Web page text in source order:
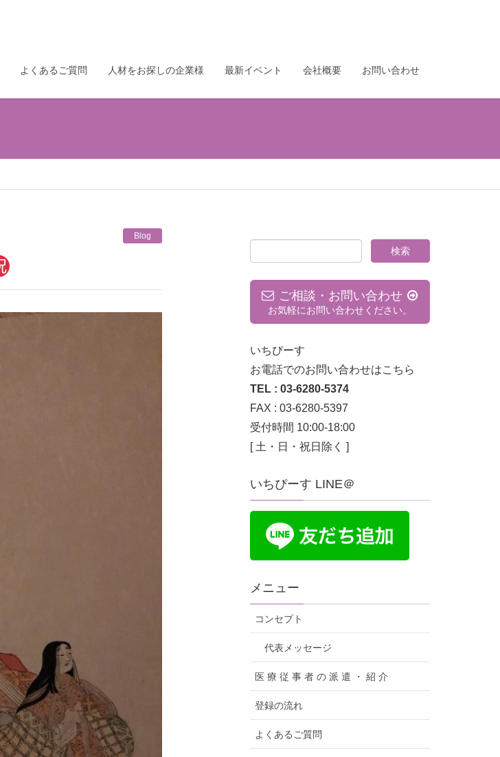
よくあるご質問 人材をお探しの企業様 最新イベント 会社概要 お問い合わせ
Blog
ご相談・お問い合わせ
お気軽にお問い合わせください。
いちぴーす
お電話でのお問い合わせはこちら
TEL : 03-6280-5374
FAX : 03-6280-5397
受付時間 10:00-18:00
[ 土・日・祝日除く ]
いちぴーす LINE＠
メニュー
コンセプト
代表メッセージ
医 療 従 事 者 の 派 遣 ・ 紹 介
登録の流れ
よくあるご質問